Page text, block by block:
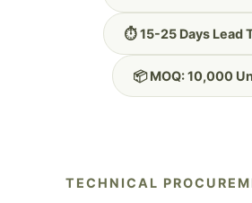
⏱️ 15-25 Days Lead
📦 MOQ: 10,000
TECHNICAL